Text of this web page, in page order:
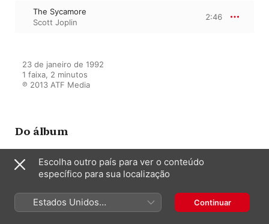
The Sycamore
Scott Joplin
2:46
23 de janeiro de 1992
1 faixa, 2 minutos
℗ 2013 ATF Media
Do álbum
The Entertainer
Scott Joplin
Escolha outro país para ver o conteúdo
específico para sua localização
Estados Unidos
(Português Brasil)
Continuar